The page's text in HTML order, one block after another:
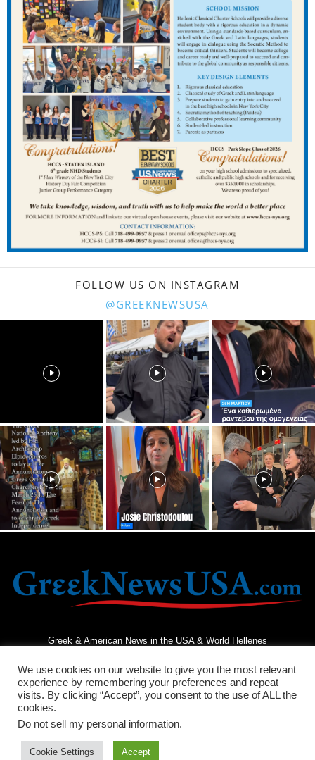
FOLLOW US ON INSTAGRAM
@GREEKNEWSUSA
Greek & American News in the USA & World Hellenes
Terms and Conditions
We use cookies on our website to give you the most relevant
experience by remembering your preferences and repeat
visits. By clicking “Accept”, you consent to the use of ALL the
cookies.
Do not sell my personal information.
Cookie Settings Accept